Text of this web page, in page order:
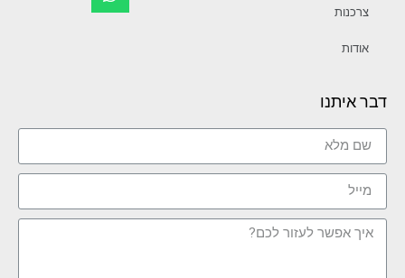
צרכנות
אודות
דבר איתנו